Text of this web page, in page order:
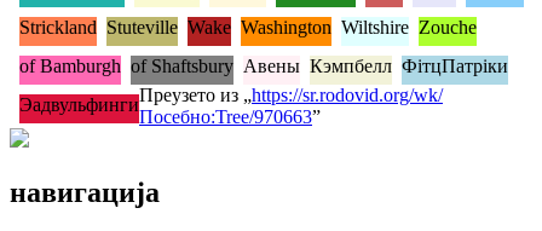
Strickland Stuteville Wake Washington Wiltshire Zouche
of Bamburgh of Shaftsbury Авены Кэмпбелл ФітцПатріки
ЭадвульфингиПреузето из „https://sr.rodovid.org/wk/
Посебно:Tree/970663”
навигација